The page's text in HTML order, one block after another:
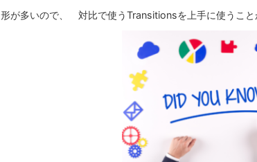
形が多いので、 対比で使うTransitionsを上手に使うこと